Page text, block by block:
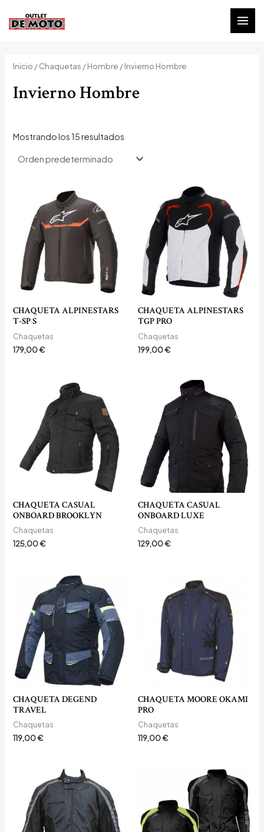
Inicio /Chaquetas /Hombre / Invierno Hombre
Invierno Hombre
Mostrando los 15 resultados
CHAQUETA ALPINESTARS
T-SP S
Chaquetas
179,00€
CHAQUETA ALPINESTARS
TGP PRO
Chaquetas
199,00€
CHAQUETA CASUAL
ONBOARD BROOKLYN
Chaquetas
125,00€
CHAQUETA CASUAL
ONBOARD LUXE
Chaquetas
129,00€
CHAQUETA DEGEND
TRAVEL
Chaquetas
119,00€
CHAQUETA MOORE OKAMI
PRO
Chaquetas
119,00€